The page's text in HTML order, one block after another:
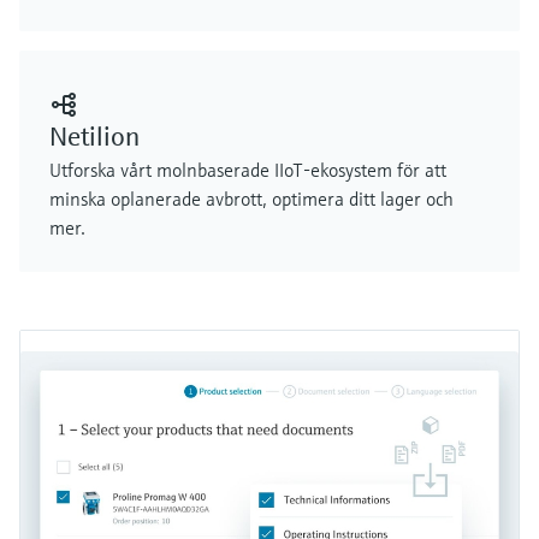
Netilion
Utforska vårt molnbaserade IIoT-ekosystem för att
minska oplanerade avbrott, optimera ditt lager och
mer.